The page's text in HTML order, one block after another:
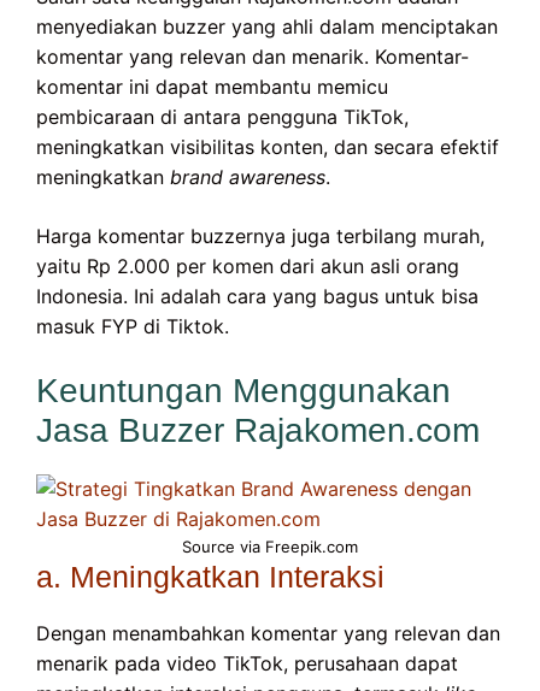
menyediakan buzzer yang ahli dalam menciptakan
komentar yang relevan dan menarik. Komentar-
komentar ini dapat membantu memicu
pembicaraan di antara pengguna TikTok,
meningkatkan visibilitas konten, dan secara efektif
meningkatkan brand awareness.
Harga komentar buzzernya juga terbilang murah,
yaitu Rp 2.000 per komen dari akun asli orang
Indonesia. Ini adalah cara yang bagus untuk bisa
masuk FYP di Tiktok.
Keuntungan Menggunakan
Jasa Buzzer Rajakomen.com
Source via Freepik.com
a. Meningkatkan Interaksi
Dengan menambahkan komentar yang relevan dan
menarik pada video TikTok, perusahaan dapat